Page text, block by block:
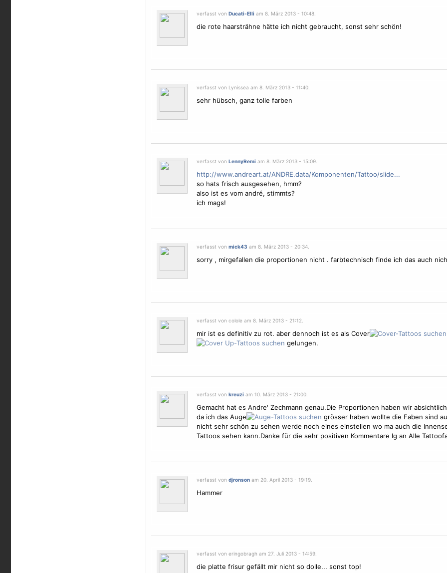
verfasst von Ducati-Elli am 8. März 2013 - 10:48.
die rote haarsträhne hätte ich nicht gebraucht, sonst sehr schön!
verfasst von Lynissea am 8. März 2013 - 11:40.
sehr hübsch, ganz tolle farben
verfasst von LennyRemi am 8. März 2013 - 15:09.
http://www.andreart.at/ANDRE.data/Komponenten/Tattoo/slide...
so hats frisch ausgesehen, hmm?
also ist es vom andré, stimmts?
ich mags!
verfasst von mick43 am 8. März 2013 - 20:34.
sorry , mirgefallen die proportionen nicht . farbtechnisch finde ich das auch
verfasst von colole am 8. März 2013 - 21:12.
mir ist es definitiv zu rot. aber dennoch ist es als Cover
gelungen.
verfasst von kreuzi am 10. März 2013 - 21:00.
Gemacht hat es Andre' Zechmann genau.Die Proportionen haben wir
da ich das Auge
grösser haben wollte die Faben sind
nicht sehr schön zu sehen werde noch eines einstellen wo ma auch die
Tattoos sehen kann.Danke für die sehr positiven Kommentare lg an Alle
verfasst von djronsonam 20. April 2013 - 19:19.
Hammer
verfasst von eringobragh am 27. Juli 2013 - 14:59.
die platte frisur gefällt mir nicht so dolle... sonst top!